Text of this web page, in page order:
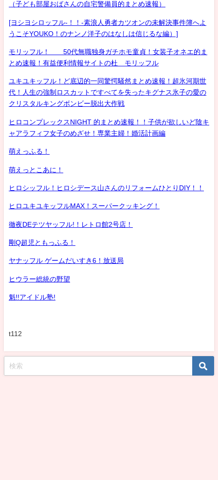
（子ども部屋おばさんの自宅警備員的まとめ速報）
[ヨシヨシロッフル-！！-素浪人勇者カツオンの未解決事件簿へよ
うこそYOUKO！のナンノ洋子のはなしは信じるな編）]
モリッフル！ 50代無職独身ガチホモ童貞！女装子オネエ的ま
とめ速報！有益便利情報サイトの杜 モリッフル
ユキユキッフル！ど底辺的一同驚愕騒然まとめ速報！超氷河期世
代！人生の強制ロスカットですべてを失ったキグナス氷子の愛の
クリスタルキングボンビー脱出大作戦
ヒロコンプレックスNIGHT 的まとめ速報！！子供が欲しいど陰キ
ャアラフィフ女子のめざせ！専業主婦！婚活計画編
萌えっふる！
萌えっとこあに！
ヒロシッフル！ヒロシデース山さんのリフォームひとりDIY！！
ヒロユキユキッフルMAX！スーパークッキング！
徹夜DEテツヤッフル!！レトロ館2号店！
剛Q超児ともっふる！
ヤナッフル ゲームだいすき6！放送局
ヒウラー総統の野望
魁!!アイドル塾!
t112